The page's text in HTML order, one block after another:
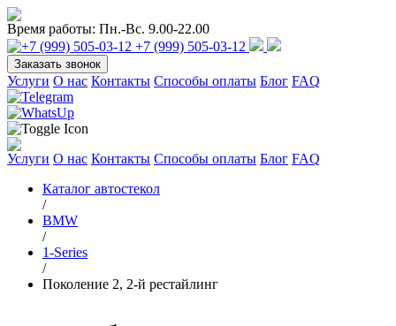
Время работы: Пн.-Вс. 9.00-22.00
+7 (999) 505-03-12
Заказать звонок
Услуги О нас Контакты Способы оплаты Блог FAQ
Услуги О нас Контакты Способы оплаты Блог FAQ
Каталог автостекол
/
BMW
/
1-Series
/
Поколение 2, 2-й рестайлинг